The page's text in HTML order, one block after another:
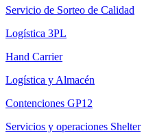
Servicio de Sorteo de Calidad
Logística 3PL
Hand Carrier
Logística y Almacén
Contenciones GP12
Servicios y operaciones Shelter